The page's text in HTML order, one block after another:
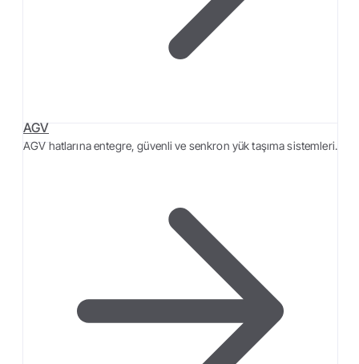
AGV
AGV hatlarına entegre, güvenli ve senkron yük taşıma sistemleri.